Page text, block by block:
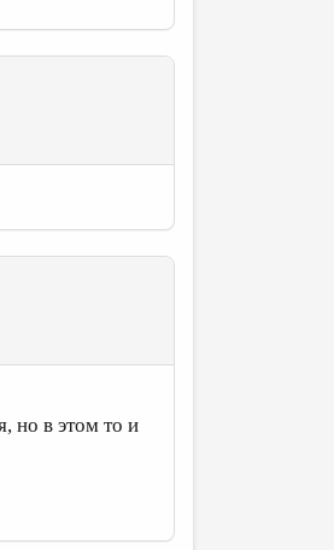
но в этом то и